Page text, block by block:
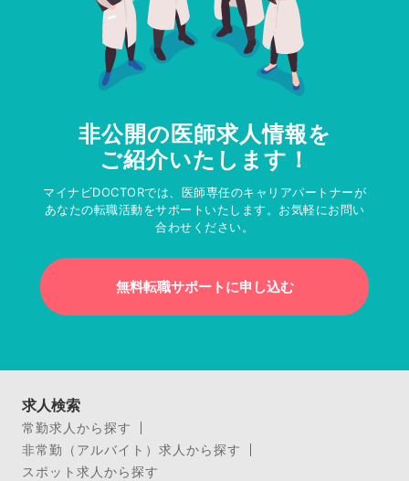
非公開の医師求人情報を
ご紹介いたします！
マイナビDOCTORでは、医師専任のキャリアパートナーが
あなたの転職活動をサポートいたします。お気軽にお問い
合わせください。
無料転職サポートに申し込む
求人検索
常勤求人から探す
非常勤（アルバイト）求人から探す
スポット求人から探す